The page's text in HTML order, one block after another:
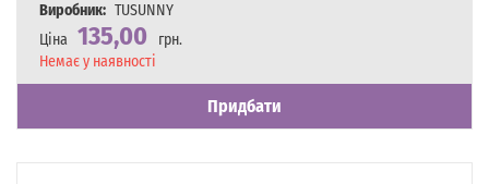
Виробник: TUSUNNY
Ціна 135,00
грн.
Наявність
Немає у наявності
Придбати